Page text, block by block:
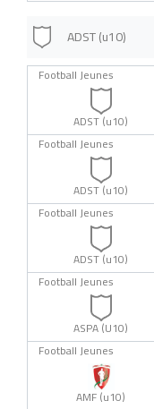
ADST (u10)
Football Jeunes
ADST (u10)
Football Jeunes
ADST (u10)
Football Jeunes
ADST (u10)
Football Jeunes
ASPA (U10)
Football Jeunes
AMF (u10)